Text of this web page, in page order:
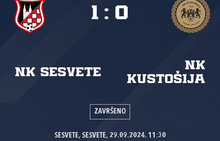
NK Sesvete
NK
Kustošija
1 : 0
ZAVRŠENO
SESVETE, SESVETE, 29.09.2024. 11:30